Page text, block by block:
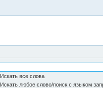
Искать все слова
Искать любое слово/поиск с языком